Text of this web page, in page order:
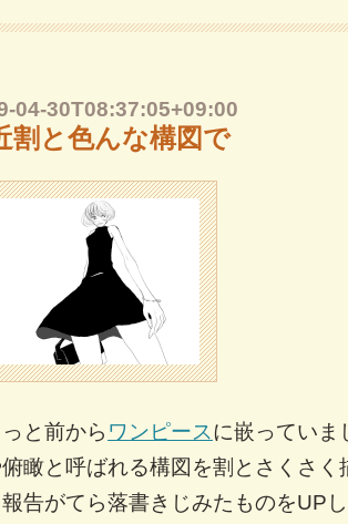
04-30T08:37:05+09:00
割と色んな構図で
と前から ワンピースに嵌っていま
俯瞰と呼ばれる構図を割とさくさ
告がてら落書きじみたものをUP